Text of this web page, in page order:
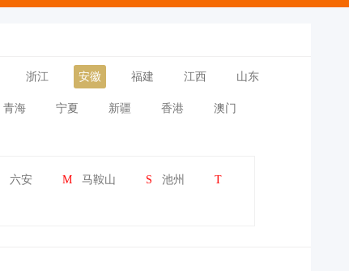
浙江 安徽 福建 江西 山东
青海 宁夏 新疆 香港 澳门
六安 M 马鞍山 S 池州 T